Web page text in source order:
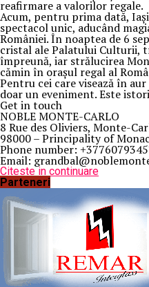
reafirmare a valorilor regale.
Acum, pentru prima dată,
spectacol unic, aducând
României. În noaptea de 6
cristal ale Palatului Culturii,
împreună, iar strălucirea
cămin în orașul regal al
Pentru cei care visează în
doar un eveniment. Este
Get in touch
NOBLE MONTE-CARLO
8 Rue des Oliviers, Monte-
98000 – Principality of
Phone number:
Email:
Citeste in continuare
Parteneri